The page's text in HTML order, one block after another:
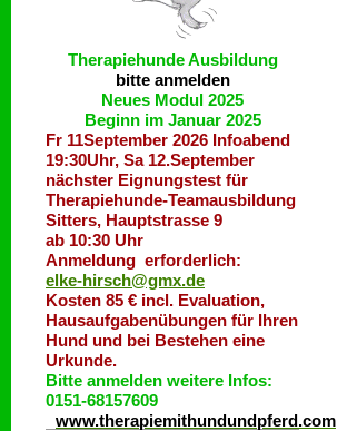
Therapiehunde Ausbildung
bitte anmelden
Neues Modul 2025
Beginn im Januar 2025
Fr 11September 2026 Infoabend
19:30Uhr, Sa 12.September
nächster Eignungstest für
Therapiehunde-Teamausbildung
Sitters, Hauptstrasse 9
ab 10:30 Uhr
Anmeldung erforderlich:
elke-hirsch@gmx.de
Kosten 85 € incl. Evaluation,
Hausaufgabenübungen für Ihren
Hund und bei Bestehen eine
Urkunde.
Bitte anmelden weitere Infos:
0151-68157609
www.therapiemithundundpferd.com